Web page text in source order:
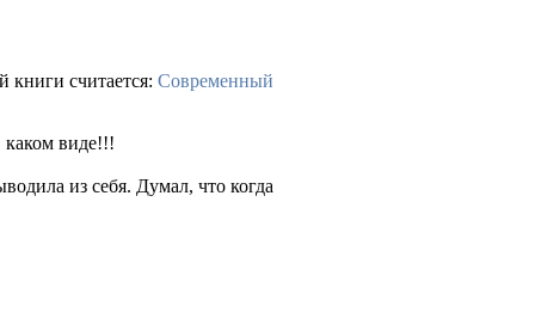
книги считается: Современный
каком виде!!!
из себя. Думал, что когда